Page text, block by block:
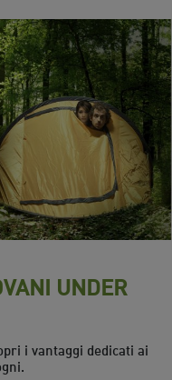
UNDER
i vantaggi dedicati ai